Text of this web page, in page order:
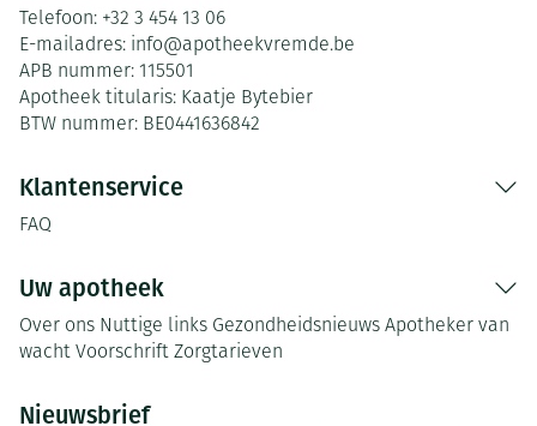
Telefoon: +32 3 454 13 06
E-mailadres: info@apotheekvremde.be
APB nummer: 115501
Apotheek titularis: Kaatje Bytebier
BTW nummer: BE0441636842
Klantenservice
FAQ
Uw apotheek
Over ons Nuttige links Gezondheidsnieuws Apotheker van
wacht Voorschrift Zorgtarieven
Nieuwsbrief